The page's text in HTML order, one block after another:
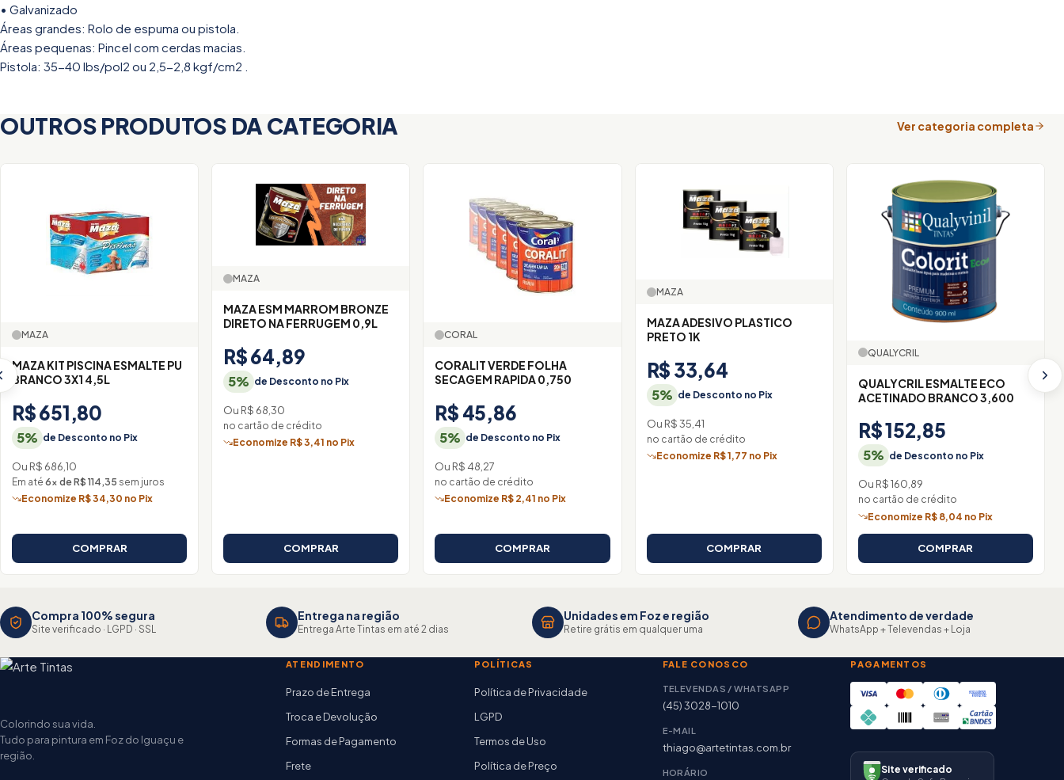
• Galvanizado
Áreas grandes: Rolo de espuma ou pistola.
Áreas pequenas: Pincel com cerdas macias.
Pistola: 35-40 lbs/pol2 ou 2,5-2,8 kgf/cm2 .
OUTROS PRODUTOS DA CATEGORIA Ver categoria completa
MAZA
MAZA KIT PISCINA ESMALTE PU
BRANCO 3X1 4,5L
R$ 651,80
5% de Desconto no Pix
Ou R$ 686,10
Em até 6× de R$ 114,35 sem juros
Economize R$ 34,30 no Pix
COMPRAR
MAZA
MAZA ESM MARROM BRONZE
DIRETO NA FERRUGEM 0,9L
R$ 64,89
5% de Desconto no Pix
Ou R$ 68,30
no cartão de crédito
Economize R$ 3,41 no Pix
COMPRAR
CORAL
CORALIT VERDE FOLHA
SECAGEM RAPIDA 0,750
R$ 45,86
5% de Desconto no Pix
Ou R$ 48,27
no cartão de crédito
Economize R$ 2,41 no Pix
COMPRAR
MAZA
MAZA ADESIVO PLASTICO
PRETO 1K
R$ 33,64
5% de Desconto no Pix
Ou R$ 35,41
no cartão de crédito
Economize R$ 1,77 no Pix
COMPRAR
QUALYCRIL
QUALYCRIL ESMALTE ECO
ACETINADO BRANCO 3,600
R$ 152,85
5% de Desconto no Pix
Ou R$ 160,89
no cartão de crédito
Economize R$ 8,04 no Pix
COMPRAR
Compra 100% segura
Site verificado · LGPD · SSL
Entrega na região
Entrega Arte Tintas em até 2 dias
Unidades em Foz e região
Retire grátis em qualquer uma
Atendimento de verdade
WhatsApp + Televendas + Loja
Colorindo sua vida.
Tudo para pintura em Foz do Iguaçu e
região.
ATENDIMENTO
Prazo de Entrega
Troca e Devolução
Formas de Pagamento
Frete
POLÍTICAS
Política de Privacidade
LGPD
Termos de Uso
Política de Preço
FALE CONOSCO
TELEVENDAS / WHATSAPP
(45) 3028-1010
E-MAIL
thiago@artetintas.com.br
HORÁRIO
PAGAMENTOS
Site verificado